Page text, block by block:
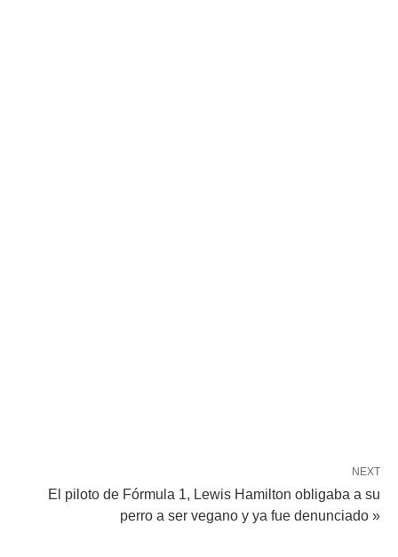
NEXT
El piloto de Fórmula 1, Lewis Hamilton obligaba a su
perro a ser vegano y ya fue denunciado »